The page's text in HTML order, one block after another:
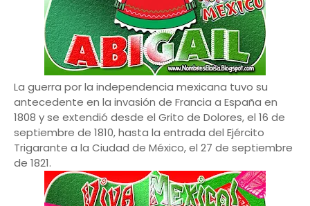
La guerra por la independencia mexicana tuvo su
antecedente en la invasión de Francia a España en
1808 y se extendió desde el Grito de Dolores, el 16 de
septiembre de 1810, hasta la entrada del Ejército
Trigarante a la Ciudad de México, el 27 de septiembre
de 1821.